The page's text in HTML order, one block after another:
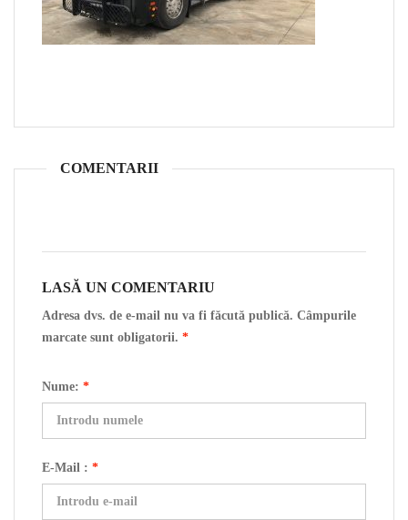
COMENTARII
LASĂ UN COMENTARIU
Adresa dvs. de e-mail nu va fi făcută publică. Câmpurile
marcate sunt obligatorii. *
Nume: *
E-Mail : *